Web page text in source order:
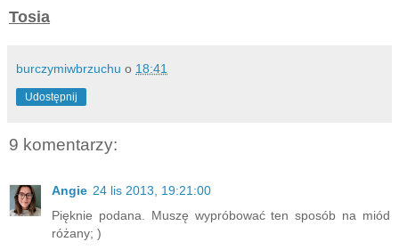
Tosia
burczymiwbrzuchu o 18:41
Udostępnij
9 komentarzy:
Angie 24 lis 2013, 19:21:00
Pięknie podana. Muszę wypróbować ten sposób na miód
różany; )